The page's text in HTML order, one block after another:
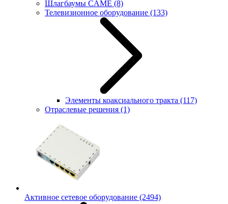
Шлагбаумы CAME (8)
Телевизионное оборудование (133)
Элементы коаксиального тракта (117)
Отраслевые решения (1)
Активное сетевое оборудование (2494)